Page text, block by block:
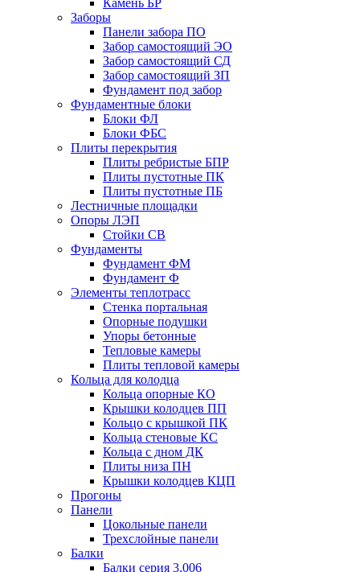
Заборы
Панели забора ПО
Забор самостоящий ЭО
Забор самостоящий СД
Забор самостоящий ЗП
Фyндамент под забор
Фундаментные блоки
Блоки ФЛ
Блоки ФБС
Плиты перекрытия
Плиты ребристые БПР
Плиты пустотные ПК
Плиты пустотные ПБ
Лестничные площадки
Опоры ЛЭП
Стойки СВ
Фундаменты
Фyндамент ФМ
Фyндамент Ф
Элементы теплотрасс
Стенка портальная
Опорные подушки
Упоры бетонные
Тепловые камеры
Плиты тепловой камеры
Кольца для колодца
Кольца опорные КО
Крышки колодцев ПП
Кольцо с крышкой ПК
Кольца стеновые КС
Кольца с дном ДК
Плиты низа ПН
Крышки колодцев КЦП
Прогоны
Панели
Цокольные панели
Трехслойные панели
Балки
Балки серия 3.006